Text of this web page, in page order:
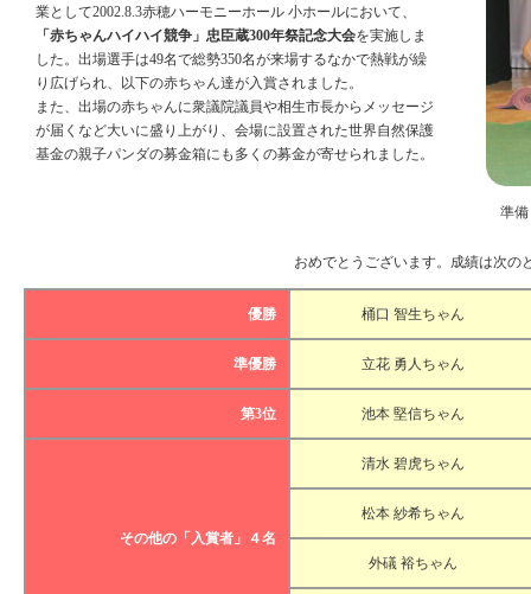
業として2002.8.3赤穂ハーモニーホール 小ホールにおいて、
「赤ちゃんハイハイ競争」忠臣蔵300年祭記念大会を実施しま
した。出場選手は49名で総勢350名が来場するなかで熱戦が繰
り広げられ、以下の赤ちゃん達が入賞されました。
また、出場の赤ちゃんに衆議院議員や相生市長からメッセージ
が届くなど大いに盛り上がり、会場に設置された世界自然保護
基金の親子パンダの募金箱にも多くの募金が寄せられました。
準
おめでとうございます。成績は次の
優勝 桶口 智生ちゃん
準優勝 立花 勇人ちゃん
第3位 池本 堅信ちゃん
その他の「入賞者」４名
清水 碧虎ちゃん
松本 紗希ちゃん
外礒 裕ちゃん